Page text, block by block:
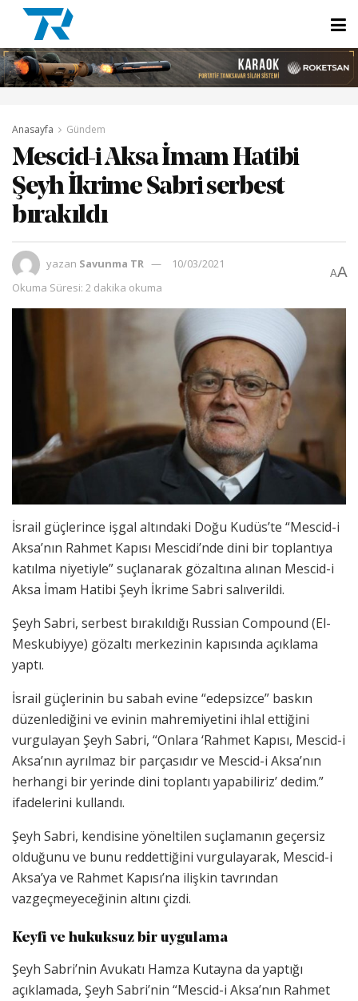
Anasayfa Gündem
Mescid-i Aksa İmam Hatibi
Şeyh İkrime Sabri serbest
bırakıldı
yazan Savunma TR
10/03/2021
Okuma Süresi: 2 dakika okuma
AA
İsrail güçlerince işgal altındaki Doğu Kudüs’te “Mescid-i
Aksa’nın Rahmet Kapısı Mescidi’nde dini bir toplantıya
katılma niyetiyle” suçlanarak gözaltına alınan Mescid-i
Aksa İmam Hatibi Şeyh İkrime Sabri salıverildi.
Şeyh Sabri, serbest bırakıldığı Russian Compound (El-
Meskubiyye) gözaltı merkezinin kapısında açıklama
yaptı.
İsrail güçlerinin bu sabah evine “edepsizce” baskın
düzenlediğini ve evinin mahremiyetini ihlal ettiğini
vurgulayan Şeyh Sabri, “Onlara ‘Rahmet Kapısı, Mescid-i
Aksa’nın ayrılmaz bir parçasıdır ve Mescid-i Aksa’nın
herhangi bir yerinde dini toplantı yapabiliriz’ dedim.”
ifadelerini kullandı.
Şeyh Sabri, kendisine yöneltilen suçlamanın geçersiz
olduğunu ve bunu reddettiğini vurgulayarak, Mescid-i
Aksa’ya ve Rahmet Kapısı’na ilişkin tavrından
vazgeçmeyeceğinin altını çizdi.
Keyfi ve hukuksuz bir uygulama
Şeyh Sabri’nin Avukatı Hamza Kutayna da yaptığı
açıklamada, Şeyh Sabri’nin “Mescid-i Aksa’nın Rahmet